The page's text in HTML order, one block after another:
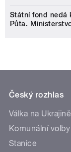
Státní fond nedá
Půta.
Český rozhlas
Válka na Ukrajině
Komunální volby
Stanice